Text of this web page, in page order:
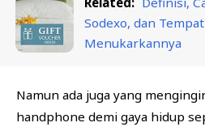
Sodexo, dan
Menukarkannya
Namun ada juga yang
handphone demi gaya hidup